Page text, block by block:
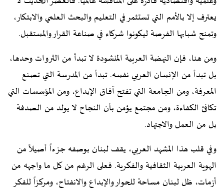
يعترف إلا بالأمم التي تستثمر في التعليم والبحث العلمي والابتكار،
وتمنح شبابها الفرصة ليكونوا شركاء في صناعة القرار والمستقبل.
ومن هنا، فإن النهضة العربية المنشودة لا تبدأ من الثروات وحدها،
بل تبدأ من الإنسان العربي نفسه. تبدأ من المدرسة التي تصنع
المعرفة، ومن الجامعة التي تفتح آفاق الإبداع، ومن المؤسسات التي
تكافئ الكفاءة، ومن مجتمع يؤمن بأن النجاح لا يولد من الصدفة
بل من العمل والاجتهاد.
وفي قلب هذا المشهد العربي، يقف لبنان بوصفه جزءاً أصيلاً من
الهوية العربية الثقافية والفكرية. فعلى الرغم من كل ما واجهه من
أزمات، ظل لبنان مساحة للحوار والإبداع والانفتاح، ومركزاً للفكر